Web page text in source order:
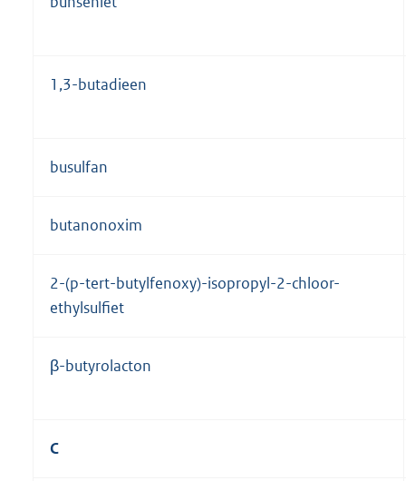
1,3-butadieen
busulfan
butanonoxim
2-(p-tert-butylfenoxy)-isopropyl-2-chloor-
ethylsulfiet
β-butyrolacton
C